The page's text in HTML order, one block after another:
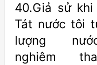
40.Giả sử
Tát nước tôi
lượng
nghiêm